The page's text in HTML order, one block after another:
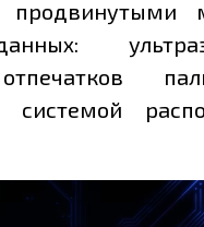
продвинутыми
системой